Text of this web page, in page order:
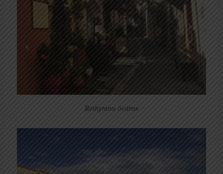
Rethymno óváros